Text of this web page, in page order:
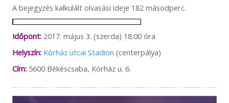
A bejegyzés kalkulált olvasási ideje 182 másodperc.
Időpont:2017. május 3. (szerda) 18:00 óra
Helyszín: Kórház utcai Stadion (centerpálya)
Cím:5600 Békéscsaba, Kórház u. 6.